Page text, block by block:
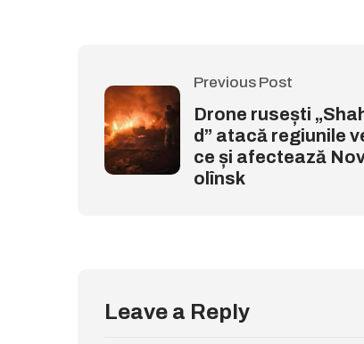
Previous Post
Drone rusești
d” atacă regiunile
ce și afectează
olînsk
Leave a Reply